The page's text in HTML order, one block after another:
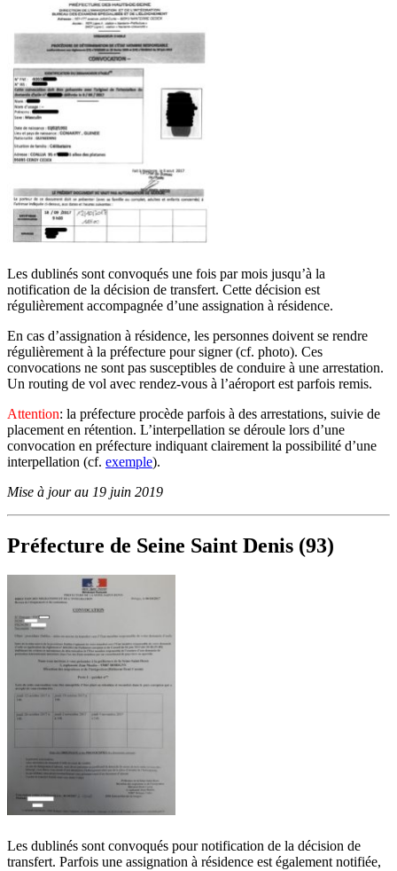
Les dublinés sont convoqués une fois par mois jusqu’à la
notification de la décision de transfert. Cette décision est
régulièrement accompagnée d’une assignation à résidence.
En cas d’assignation à résidence, les personnes doivent se rendre
régulièrement à la préfecture pour signer (cf. photo). Ces
convocations ne sont pas susceptibles de conduire à une arrestation.
Un routing de vol avec rendez-vous à l’aéroport est parfois remis.
Attention: la préfecture procède parfois à des arrestations, suivie de
placement en rétention. L’interpellation se déroule lors d’une
convocation en préfecture indiquant clairement la possibilité d’une
interpellation (cf. exemple).
Mise à jour au 19 juin 2019
Préfecture de Seine Saint Denis (93)
Les dublinés sont convoqués pour notification de la décision de
transfert. Parfois une assignation à résidence est également notifiée,